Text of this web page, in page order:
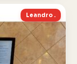
Leandro .